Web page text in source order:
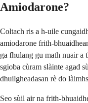
Amiodarone?
Coltach ris a h-uile
amiodarone frith-
ga fhulang gu math nuair a
sgioba cùram slàinte agad
dhuilgheadasan rè do
Seo sùil air na frith-